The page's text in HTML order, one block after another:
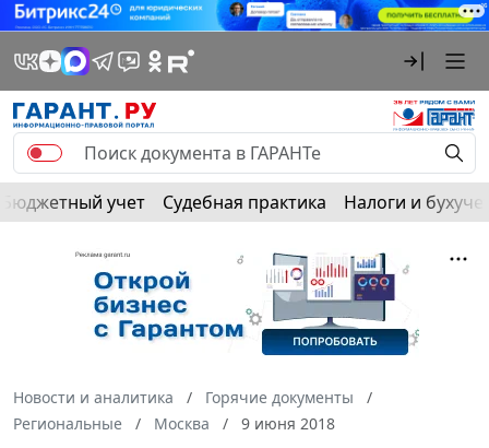
Бюджетный учет Судебная практика Налоги и
Новости и аналитика
Горячие документы
Региональные
Москва 9 июня 2018